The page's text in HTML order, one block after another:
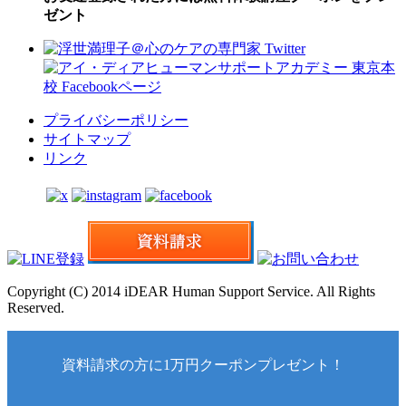
ゼント
プライバシーポリシー
サイトマップ
リンク
Copyright (C) 2014 iDEAR Human Support Service. All Rights
Reserved.
資料請求の方に1万円クーポンプレゼント！